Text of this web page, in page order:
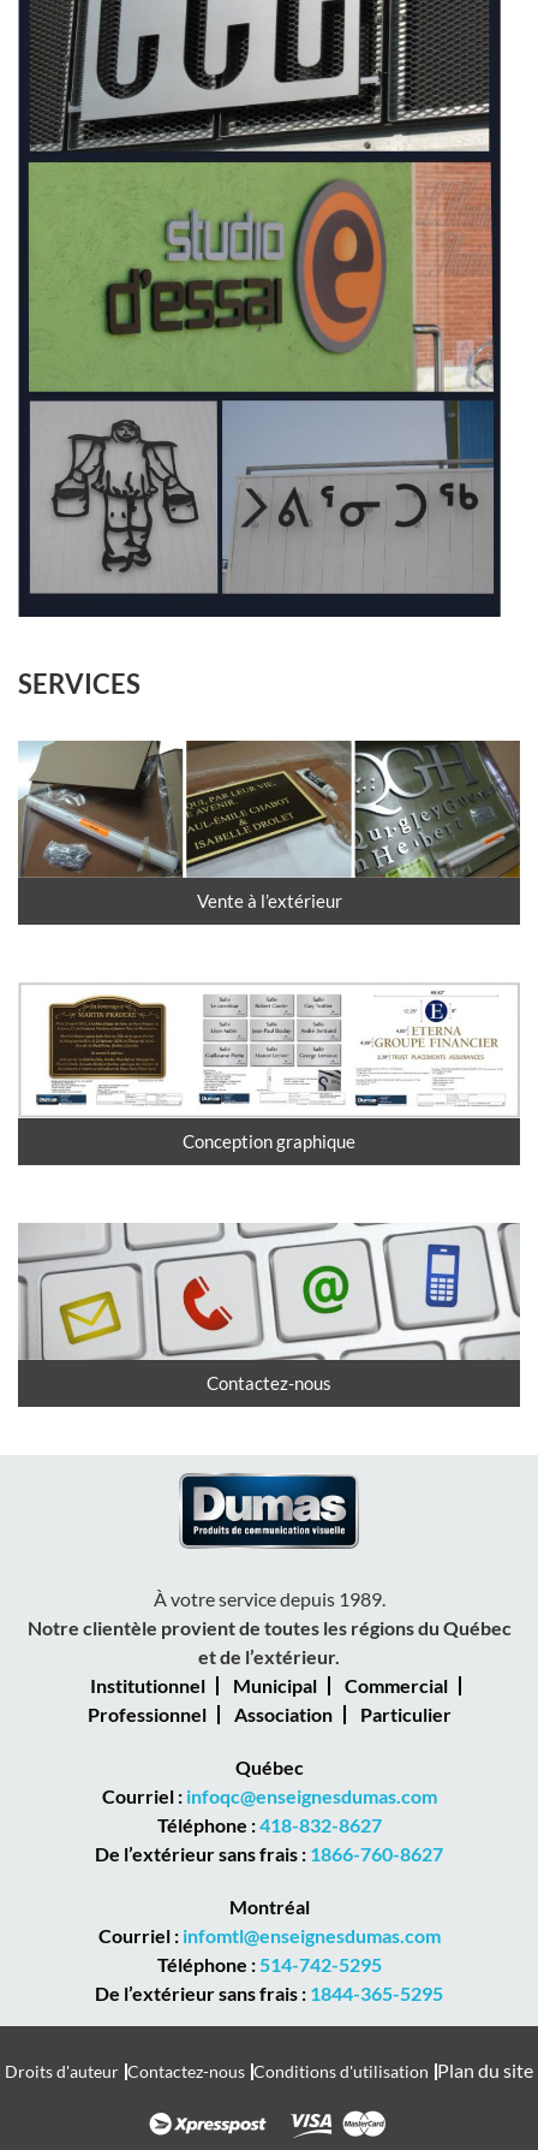
SERVICES
Vente à l’extérieur
Conception graphique
Contactez-nous
À votre service depuis 1989.
Notre clientèle provient de toutes les régions du Québec
et de l’extérieur.
Institutionnel
Municipal
Commercial
Professionnel
Association Particulier
Québec
Courriel : infoqc@enseignesdumas.com
Téléphone :418-832-8627
De l’extérieur sans frais : 1866-760-8627
Montréal
Courriel : infomtl@enseignesdumas.com
Téléphone :514-742-5295
De l’extérieur sans frais : 1844-365-5295
Droits d'auteur Contactez-nous Conditions d'utilisation Plan du site